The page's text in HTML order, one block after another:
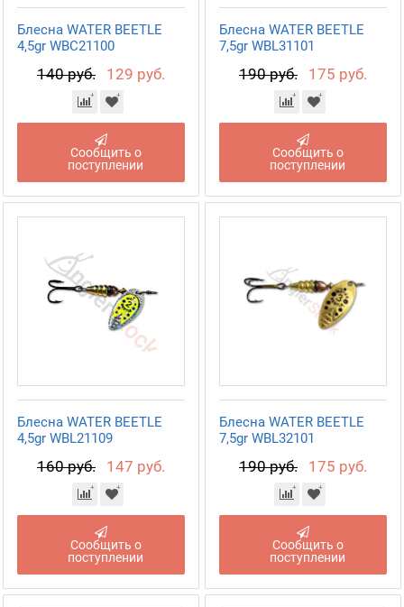
Блесна WATER BEETLE
4,5gr WBC21100
140 руб. 129 руб.
Сообщить о
поступлении
Блесна WATER BEETLE
7,5gr WBL31101
190 руб. 175 руб.
Сообщить о
поступлении
Блесна WATER BEETLE
4,5gr WBL21109
160 руб. 147 руб.
Сообщить о
поступлении
Блесна WATER BEETLE
7,5gr WBL32101
190 руб. 175 руб.
Сообщить о
поступлении